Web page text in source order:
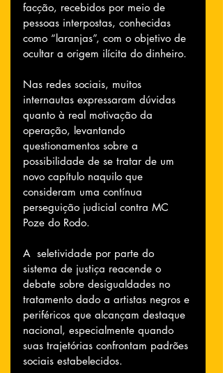
facção, recebidos por meio de
pessoas interpostas, conhecidas
como “laranjas”, com o objetivo de
ocultar a origem ilícita do dinheiro.
Nas redes sociais, muitos
internautas expressaram dúvidas
quanto à real motivação da
operação, levantando
questionamentos sobre a
possibilidade de se tratar de um
novo capítulo naquilo que
consideram uma contínua
perseguição judicial contra MC
Poze do Rodo.
A  seletividade por parte do
sistema de justiça reacende o
debate sobre desigualdades no
tratamento dado a artistas negros e
periféricos que alcançam destaque
nacional, especialmente quando
suas trajetórias confrontam padrões
sociais estabelecidos.